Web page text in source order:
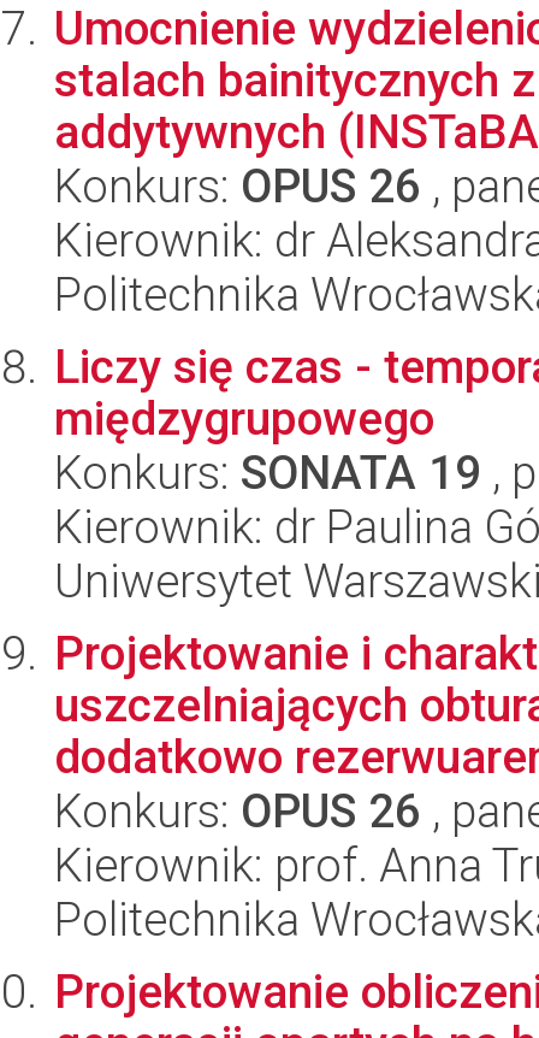
Umocnienie
stalach bainitycznych
addytywnych
Konkurs: OPUS 26 ,
Kierownik: dr
Politechnika
Liczy się czas -
międzygrupowego
Konkurs: SONATA 19 ,
Kierownik: dr Paulina
Uniwersytet
Projektowanie i
uszczelniających
dodatkowo
Konkurs: OPUS 26 ,
Kierownik: prof. Anna
Politechnika
Projektowanie